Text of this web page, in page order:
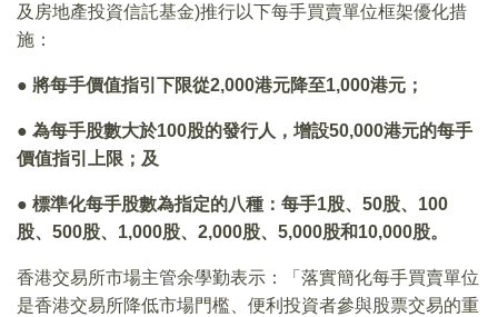
及房地產投資信託基金)推行以下每手買賣單位框架優化措
施：
● 將每手價值指引下限從2,000港元降至1,000港元；
● 為每手股數大於100股的發行人，增設50,000港元的每手
價值指引上限；及
​● 標準化每手股數為指定的八種：每手1股、50股、100
股、500股、1,000股、2,000股、5,000股和10,000股。
香港交易所市場主管余學勤表示：「落實簡化每手買賣單位
是香港交易所降低市場門檻、便利投資者參與股票交易的重